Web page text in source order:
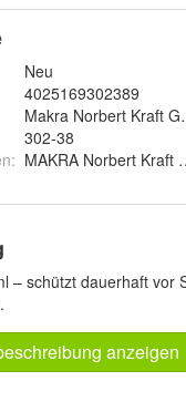
Neu
4025169302389
Makra Norbert Kraft
302-38
: MAKRA Norbert Kraft
– schützt dauerhaft vor
anzeigen